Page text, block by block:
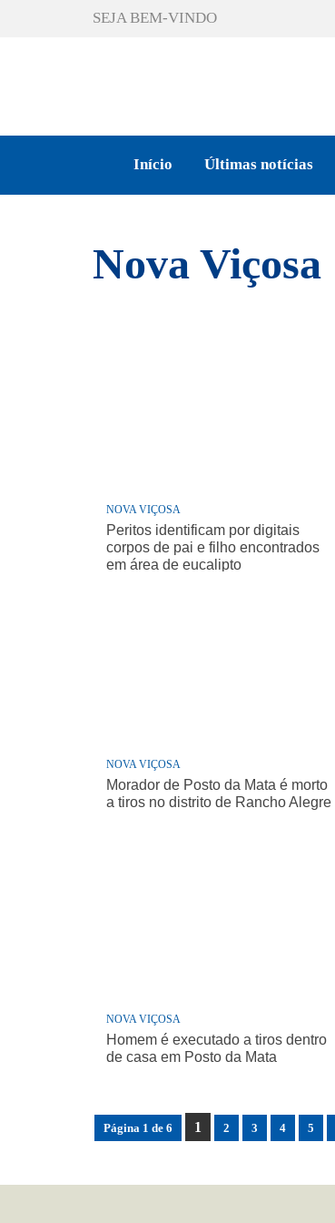
SEJA BEM-VINDO
Início Últimas notícias
Nova Viçosa
NOVA VIÇOSA
Peritos identificam por digitais
corpos de pai e filho encontrados
em área de eucalipto
NOVA VIÇOSA
Morador de Posto da Mata é morto
a tiros no distrito de Rancho Alegre
NOVA VIÇOSA
Homem é executado a tiros dentro
de casa em Posto da Mata
Página 1 de 6 1 2 3 4 5